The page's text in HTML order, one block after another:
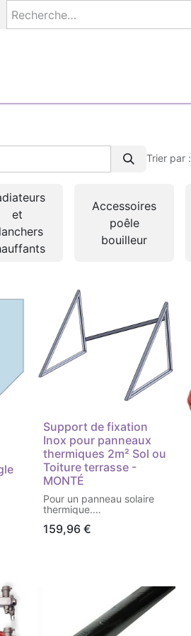
Trier par :
et
Accessoires
poêle
bouilleur
Support de fixation
Inox pour panneaux
thermiques 2m² Sol ou
Toiture terrasse -
MONTÉ
Pour un panneau solaire
thermique.
besoin d'une meuleuse et
159,96 €